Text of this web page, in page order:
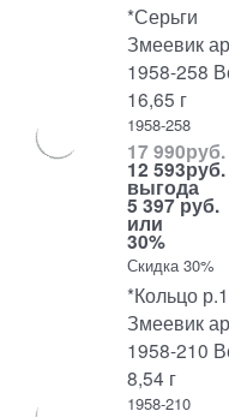
*Серьги
Змеевик
1958-258
16,65 г
1958-258
17 990руб.
12 593руб.
выгода
5 397 руб.
или
30%
Скидка 30%
*Кольцо
Змеевик
1958-210
8,54 г
1958-210